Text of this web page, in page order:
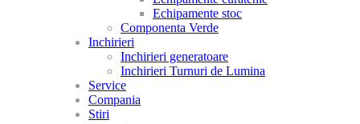
Echipamente stoc
Componenta Verde
Inchirieri
Inchirieri generatoare
Inchirieri Turnuri de Lumina
Service
Compania
Stiri